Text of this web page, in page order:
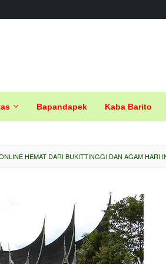
Bapandapek Kaba Barito
HEMAT DARI BUKITTINGGI DAN AGAM HARI